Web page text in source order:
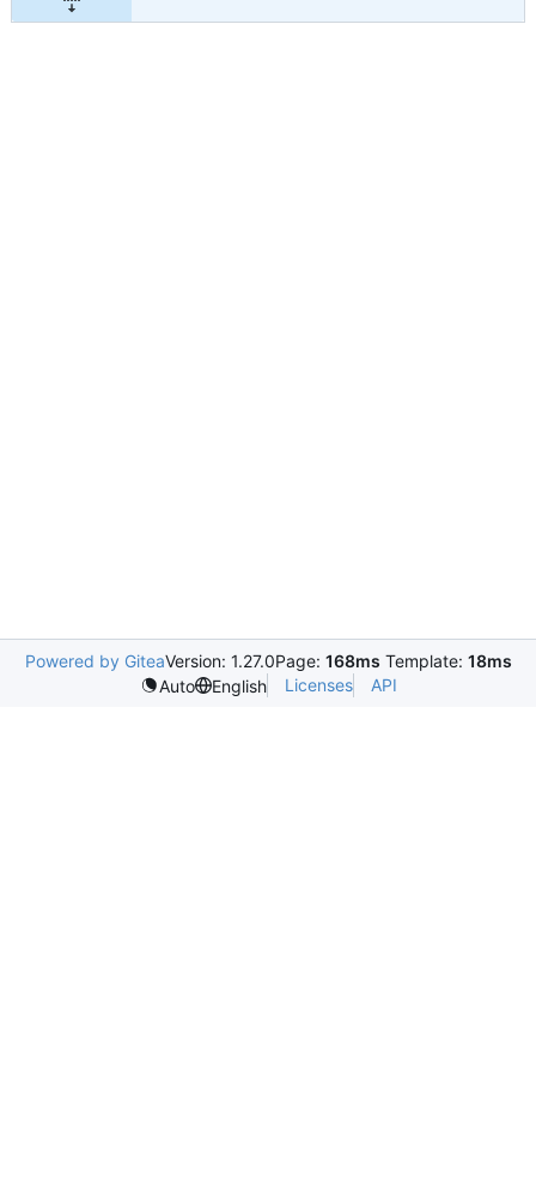
Powered by GiteaVersion: 1.27.0Page: 168ms Template: 18ms
Auto
English Licenses API